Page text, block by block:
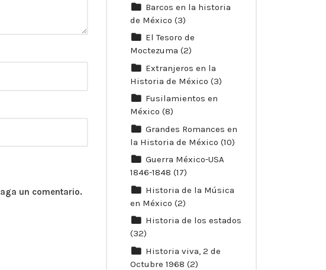
un comentario.
Barcos en la historia
de México (3)
El Tesoro de
Moctezuma (2)
Extranjeros en la
Historia de México (3)
Fusilamientos en
México (8)
Grandes Romances en
la Historia de México (10)
Guerra México-USA
1846-1848 (17)
Historia de la Música
en México (2)
Historia de los estados
(32)
Historia viva, 2 de
Octubre 1968 (2)